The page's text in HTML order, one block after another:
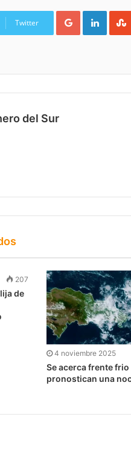
Twitter
Google+
del Sur
207
de
4 noviembre 2025
Se acerca frente frio
pronostican una